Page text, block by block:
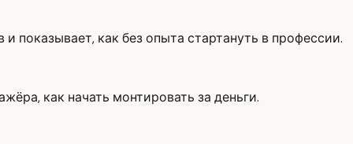
показывает, как без опыта стартануть в профессии.
как начать монтировать за деньги.